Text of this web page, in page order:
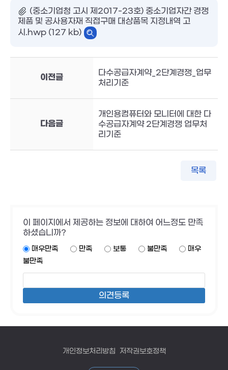
(중소기업청 고시 제2017-23호) 중소기업자간 경쟁
제품 및 공사용자재 직접구매 대상품목 지정내역 고
시.hwp (127 kb)
이전글
다수공급자계약_2단계경쟁_업무
처리기준
다음글
개인용컴퓨터와 모니터에 대한 다
수공급자계약 2단계경쟁 업무처
리기준
목록
이 페이지에서 제공하는 정보에 대하여 어느정도 만족
하셨습니까?
매우만족 만족 보통 불만족
매우
불만족
개인정보처리방침 저작권보호정책